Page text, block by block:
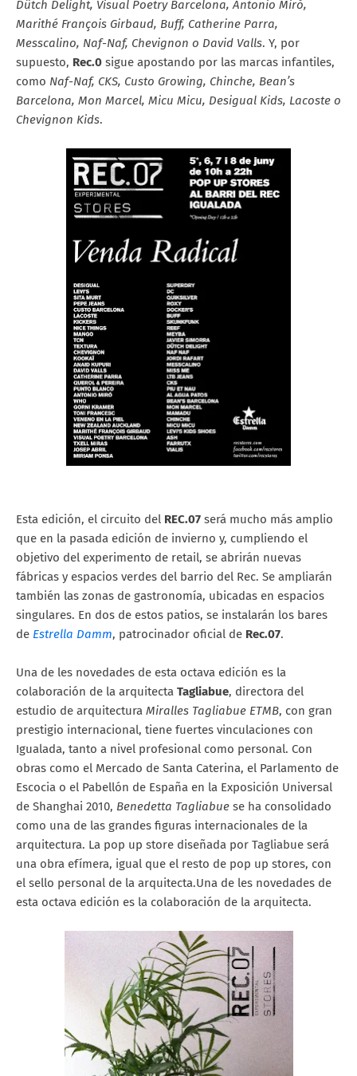
Dütch Delight, Visual Poetry Barcelona, Antonio Miró,
Marithé François Girbaud, Buff, Catherine Parra,
Messcalino, Naf-Naf, Chevignon o David Valls. Y, por
supuesto, Rec.0 sigue apostando por las marcas infantiles,
como Naf-Naf, CKS, Custo Growing, Chinche, Bean’s
Barcelona, Mon Marcel, Micu Micu, Desigual Kids, Lacoste o
Chevignon Kids.
Esta edición, el circuito del REC.07 será mucho más amplio
que en la pasada edición de invierno y, cumpliendo el
objetivo del experimento de retail, se abrirán nuevas
fábricas y espacios verdes del barrio del Rec. Se ampliarán
también las zonas de gastronomía, ubicadas en espacios
singulares. En dos de estos patios, se instalarán los bares
de Estrella Damm, patrocinador oficial de Rec.07.
Una de les novedades de esta octava edición es la
colaboración de la arquitecta Tagliabue, directora del
estudio de arquitectura Miralles Tagliabue ETMB, con gran
prestigio internacional, tiene fuertes vinculaciones con
Igualada, tanto a nivel profesional como personal. Con
obras como el Mercado de Santa Caterina, el Parlamento de
Escocia o el Pabellón de España en la Exposición Universal
de Shanghai 2010, Benedetta Tagliabue se ha consolidado
como una de las grandes figuras internacionales de la
arquitectura. La pop up store diseñada por Tagliabue será
una obra efímera, igual que el resto de pop up stores, con
el sello personal de la arquitecta.Una de les novedades de
esta octava edición es la colaboración de la arquitecta.